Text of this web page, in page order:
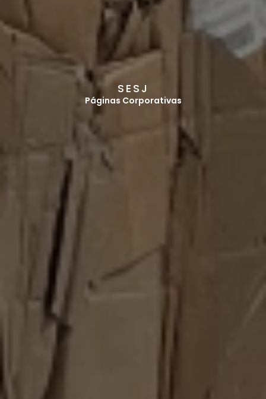
S E S J
Páginas Corporativas